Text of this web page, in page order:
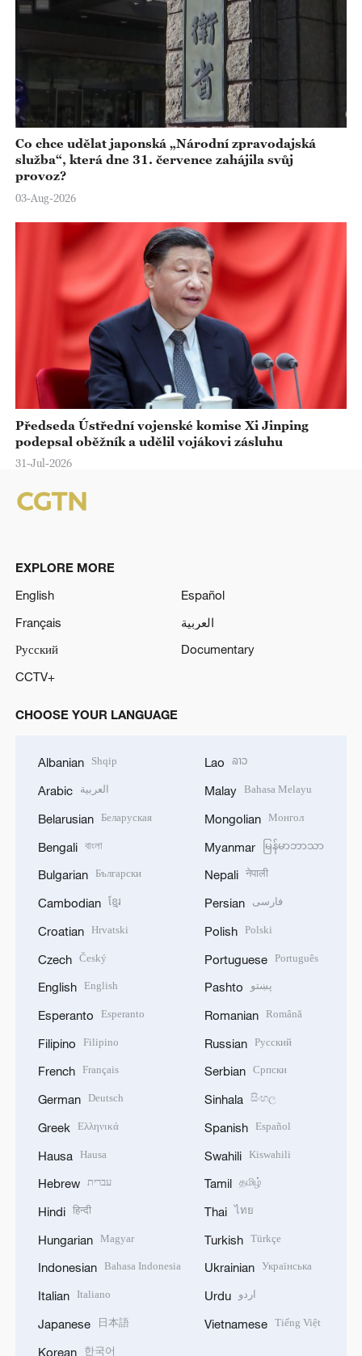
Co chce udělat japonská „Národní zpravodajská
služba“, která dne 31. července zahájila svůj
provoz?
03-Aug-2026
Předseda Ústřední vojenské komise Xi Jinping
podepsal oběžník a udělil vojákovi zásluhu
31-Jul-2026
EXPLORE MORE
English
Español
Français
العربية
Русский
Documentary
CCTV+
CHOOSE YOUR LANGUAGE
Albanian Shqip
Arabic العربية
Belarusian Беларуская
Bengali বাংলা
Bulgarian Български
Cambodian ខ្មែរ
Croatian Hrvatski
Czech Český
English English
Esperanto Esperanto
Filipino Filipino
French Français
German Deutsch
Greek Ελληνικά
Hausa Hausa
Hebrew עברית
Hindi हिन्दी
Hungarian Magyar
Indonesian Bahasa Indonesia
Italian Italiano
Japanese 日本語
Korean 한국어
Lao ລາວ
Malay Bahasa Melayu
Mongolian Монгол
Myanmar မြန်မာဘာသာ
Nepali नेपाली
Persian فارسی
Polish Polski
Portuguese Português
Pashto پښتو
Romanian Română
Russian Русский
Serbian Српски
Sinhala සිංහල
Spanish Español
Swahili Kiswahili
Tamil தமிழ்
Thai ไทย
Turkish Türkçe
Ukrainian Українська
Urdu اردو
Vietnamese Tiếng Việt